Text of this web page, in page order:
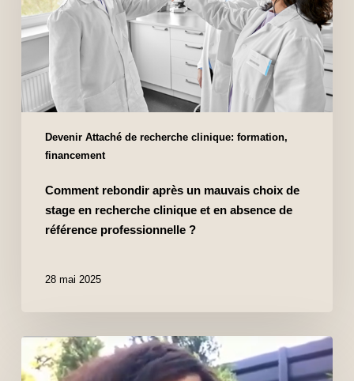
Devenir Attaché de recherche clinique: formation,
financement
Comment rebondir après un mauvais choix de
stage en recherche clinique et en absence de
référence professionnelle ?
28 mai 2025